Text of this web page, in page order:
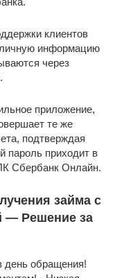
клиентов
личную информацию
через
приложение,
те же
подтверждая
пароль приходит в
Сбербанк Онлайн.
займа с
— Решение за
обращения!